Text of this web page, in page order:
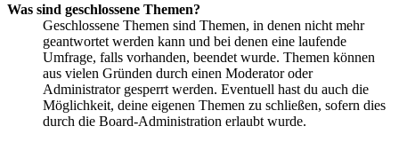
Was sind geschlossene Themen?
Geschlossene Themen sind Themen, in denen nicht mehr
geantwortet werden kann und bei denen eine laufende
Umfrage, falls vorhanden, beendet wurde. Themen können
aus vielen Gründen durch einen Moderator oder
Administrator gesperrt werden. Eventuell hast du auch die
Möglichkeit, deine eigenen Themen zu schließen, sofern dies
durch die Board-Administration erlaubt wurde.